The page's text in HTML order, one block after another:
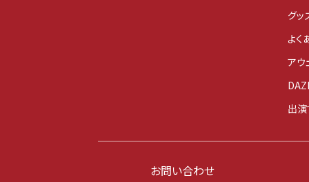
グッ
よく
アウ
出
お問い合わせ